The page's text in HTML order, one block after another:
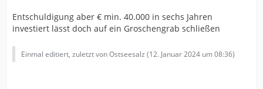
Entschuldigung aber € min. 40.000 in sechs Jahren
investiert lässt doch auf ein Groschengrab schließen
Einmal editiert, zuletzt von Ostseesalz (12. Januar 2024 um 08:36)